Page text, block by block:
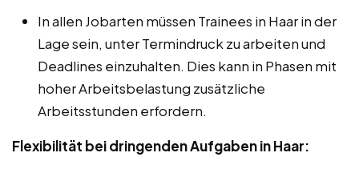
In allen Jobarten müssen Trainees in Haar in der
Lage sein, unter Termindruck zu arbeiten und
Deadlines einzuhalten. Dies kann in Phasen mit
hoher Arbeitsbelastung zusätzliche
Arbeitsstunden erfordern.
Flexibilität bei dringenden Aufgaben in Haar: